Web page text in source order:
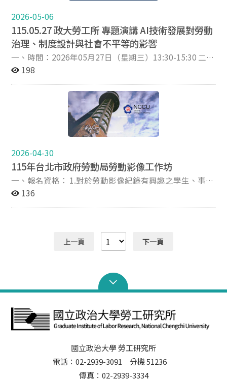
astcyt@ccu.edu.tw 八、主辦單位：國立中正大學高齡社
會勞動與福祉研究中心 詳細內容請參照下方研討會網站
2026-05-06
115.05.27 政大勞工所 專題演講 AI技術發展對勞動
治理、制度設計與社會不平等的影響
一、時間：2026年05月27日（星期三）13:30-15:30 二、
地點：政大綜合院館南棟13樓第一會議室 三、主題：AI技
講人：臺灣師範大學公民教育與活動領導學系鍾明倫教授
五、主持人：政治大學勞工研究所 陳芙萱助理教授 六、
報名期間：即日起至05/25為止 七、報名網址：
https://forms.gle/KpwSQkiUci45JHMK7 八、主辦單
位：政治大學勞工研究所 九、備註：本論壇提供公務人員
認證。 十、聯絡人 政大勞工所聯絡電話：02-29387108
EMAIL：labor@nccu.edu.tw
198
2026-04-30
115年台北市政府勞動局勞動影像工作坊
一、報名資格： 1.對於勞動影像紀錄有興趣之學生、事業
單位、工會團體及一般民眾 2.初階課程以個人方式報名，
於台北、居住於台北、就學於台北、工作於台北 二、報
率取通知無法參加，請於6月6日(六)前來信告知，承辦單
位將依備取順序遞補。若有遞補名額，備取者將於
至115.6.10(三) 23時59分 進階課程以10組為限，課程正
取名單將於115.6.24前以電子郵件發送上課通知，如收到
單位將依備取順序遞補。若有遞補名額，備取者將於
115.6.29(一)前收到通知 三、報名費用：免費 四、報名
136
上一頁 下一頁
國立政治大學 勞工研究所
電話：02-2939-3091 分機 51236
傳真：02-2939-3334